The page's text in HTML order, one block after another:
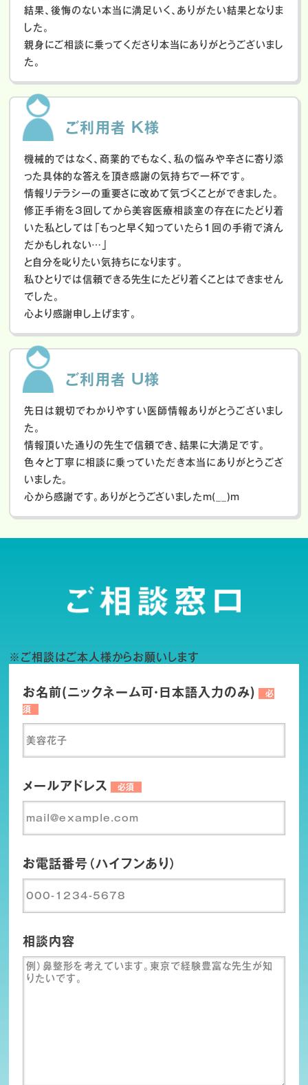
結果、後悔のない本当に満足いく、ありがたい結果となりま
した。
親身にご相談に乗ってくださり本当にありがとうございまし
た。
ご利用者 K様
機械的ではなく、商業的でもなく、私の悩みや辛さに寄り添
った具体的な答えを頂き感謝の気持ちで一杯です。
情報リテラシーの重要さに改めて気づくことができました。
修正手術を3回してから美容医療相談室の存在にたどり着
いた私としては「もっと早く知っていたら1回の手術で済ん
だかもしれない…」
と自分を叱りたい気持ちになります。
私ひとりでは信頼できる先生にたどり着くことはできません
でした。
心より感謝申し上げます。
ご利用者 U様
先日は親切でわかりやすい医師情報ありがとうございまし
た。
情報頂いた通りの先生で信頼でき、結果に大満足です。
色々と丁寧に相談に乗っていただき本当にありがとうござ
いました。
心から感謝です。ありがとうございましたm(__)m
※ご相談はご本人様からお願いします
お名前(ニックネーム可・日本語入力のみ)
必
須
メールアドレス 必須
お電話番号（ハイフンあり）
相談内容